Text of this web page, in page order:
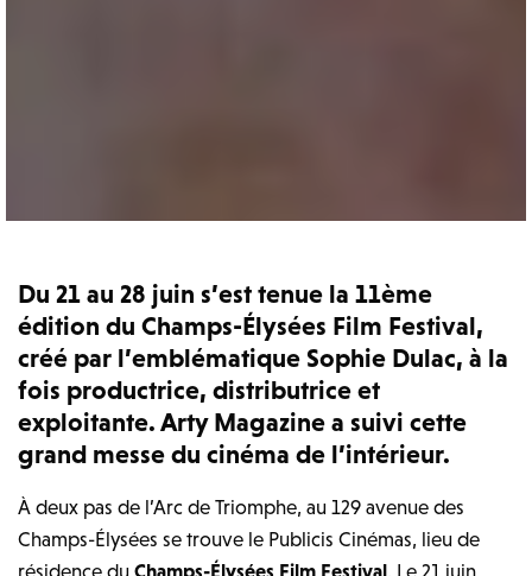
Du 21 au 28 juin s’est tenue la 11ème
édition du Champs-Élysées Film Festival,
créé par l’emblématique Sophie Dulac, à la
fois productrice, distributrice et
exploitante. Arty Magazine a suivi cette
grand messe du cinéma de l’intérieur.
À deux pas de l’Arc de Triomphe, au 129 avenue des
Champs-Élysées se trouve le Publicis Cinémas, lieu de